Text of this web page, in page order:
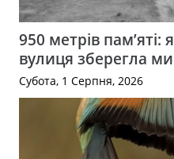
950 метрів пам’яті:
вулиця зберегла
Субота, 1 Серпня, 2026